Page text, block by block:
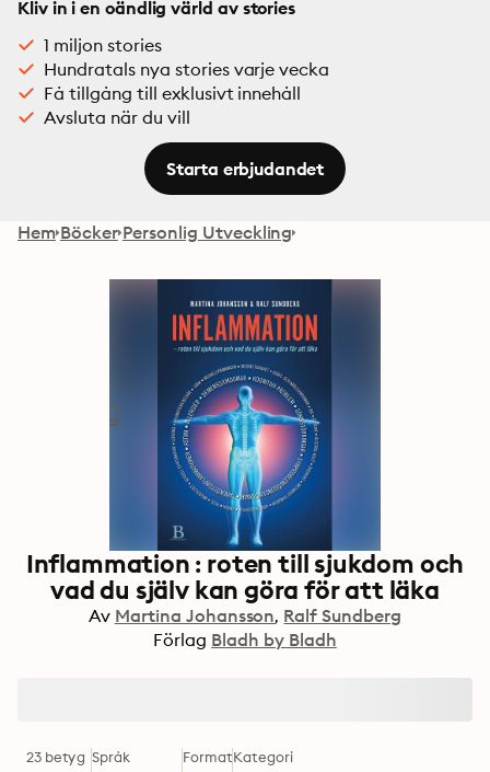
Kliv in i en oändlig värld av stories
1 miljon stories
Hundratals nya stories varje vecka
Få tillgång till exklusivt innehåll
Avsluta när du vill
Starta erbjudandet
Hem Böcker Personlig Utveckling
Inflammation : roten till sjukdom och
vad du själv kan göra för att läka
Av Martina Johansson Ralf Sundberg
Förlag Bladh by Bladh
23 betyg Språk FormatKategori